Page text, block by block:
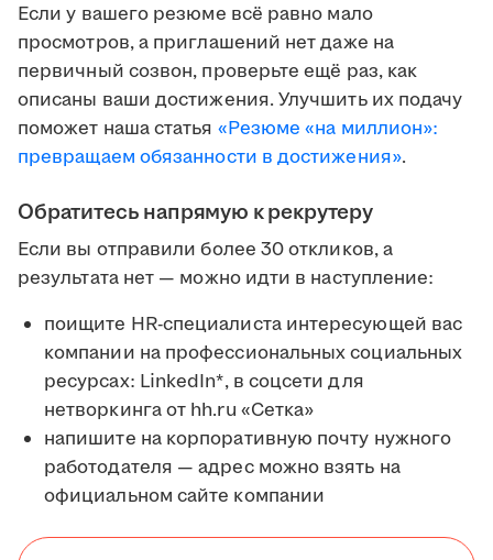
Если у вашего резюме всё равно мало
просмотров, а приглашений нет даже на
первичный созвон, проверьте ещё раз, как
описаны ваши достижения. Улучшить их подачу
поможет наша статья «Резюме «на миллион»:
превращаем обязанности в достижения».
Обратитесь напрямую к рекрутеру
Если вы отправили более 30 откликов, а
результата нет — можно идти в наступление:
поищите HR-специалиста интересующей вас
компании на профессиональных социальных
ресурсах: LinkedIn*, в соцсети для
нетворкинга от hh.ru «Сетка»
напишите на корпоративную почту нужного
работодателя — адрес можно взять на
официальном сайте компании